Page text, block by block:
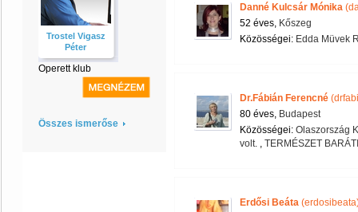
Trostel Vigasz
Péter
Operett klub
Összes ismerőse
Danné Kulcsár Mónika
52 éves, Kőszeg
Közösségei: Edda Müvek
Dr.Fábián Ferencné
80 éves, Budapest
Közösségei: Olaszország
volt. , TERMÉSZET
Erdősi Beáta